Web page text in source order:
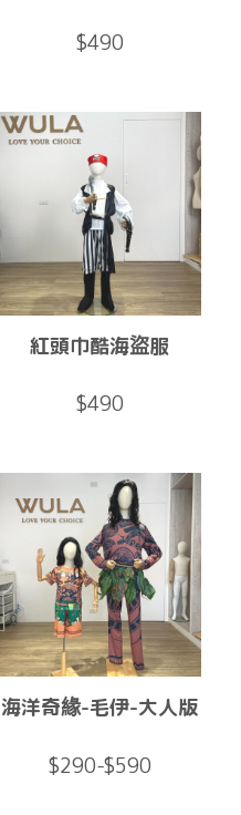
$490
紅頭巾酷海盜服
$490
海洋奇緣-毛伊-大人版
$290-$590